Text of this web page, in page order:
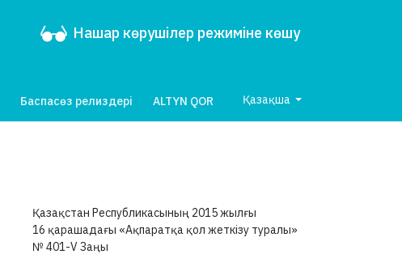
Нашар көрушілер режиміне көшу
Баспасөз релиздері ALTYN QOR Қазақша
Қазақстан Республикасының 2015 жылғы
16 қарашадағы «Ақпаратқа қол жеткізу туралы»
№ 401-V Заңы